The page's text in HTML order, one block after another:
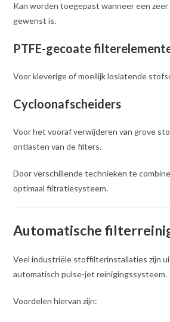
Kan worden toegepast wanneer een
gewenst is.
PTFE-gecoate
Voor kleverige of moeilijk loslatende
Cycloonafscheiders
Voor het vooraf verwijderen van grove
ontlasten van de filters.
Door verschillende technieken te
optimaal filtratiesysteem.
Automatische
Veel industriële stoffilterinstallaties zijn
automatisch pulse-jet reinigingssysteem.
Voordelen hiervan zijn: